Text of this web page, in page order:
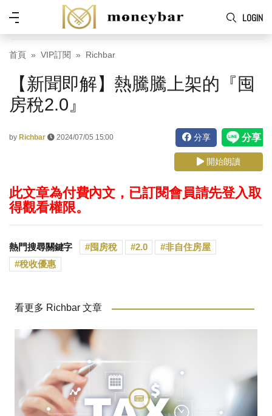
Skip to main content
LOGIN
功
表
首頁 VIP訂閱 Richbar
【新聞即解】熱騰騰上架的『囤
房稅2.0』
by Richbar 2024/07/05 15:00 分享
開始朗讀
此文章為付費內文，已訂閱會員請先登入取
得觀看權限。
熱門搜尋關鍵字 囤房稅 2.0
非自住房屋
稅收優惠
看更多 Richbar 文章